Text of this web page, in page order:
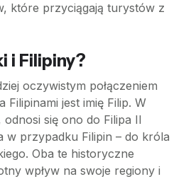
które przyciągają turystów z
i Filipiny?
oczywistym połączeniem
Filipinami jest imię Filip. W
się ono do Filipa II
w przypadku Filipin – do króla
Oba te historyczne
wpływ na swoje regiony i